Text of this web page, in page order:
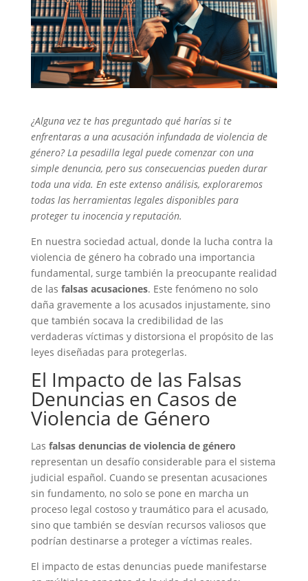
¿Alguna vez te has preguntado qué harías si te
enfrentaras a una acusación infundada de violencia de
género? La pesadilla legal puede comenzar con una
simple denuncia, pero sus consecuencias pueden durar
toda una vida. En este extenso análisis, exploraremos
todas las herramientas legales disponibles para
proteger tu inocencia y reputación.
En nuestra sociedad actual, donde la lucha contra la
violencia de género ha cobrado una importancia
fundamental, surge también la preocupante realidad
de las falsas acusaciones. Este fenómeno no solo
daña gravemente a los acusados injustamente, sino
que también socava la credibilidad de las
verdaderas víctimas y distorsiona el propósito de las
leyes diseñadas para protegerlas.
El Impacto de las Falsas
Denuncias en Casos de
Violencia de Género
Las falsas denuncias de violencia de género
representan un desafío considerable para el sistema
judicial español. Cuando se presentan acusaciones
sin fundamento, no solo se pone en marcha un
proceso legal costoso y traumático para el acusado,
sino que también se desvían recursos valiosos que
podrían destinarse a proteger a víctimas reales.
El impacto de estas denuncias puede manifestarse